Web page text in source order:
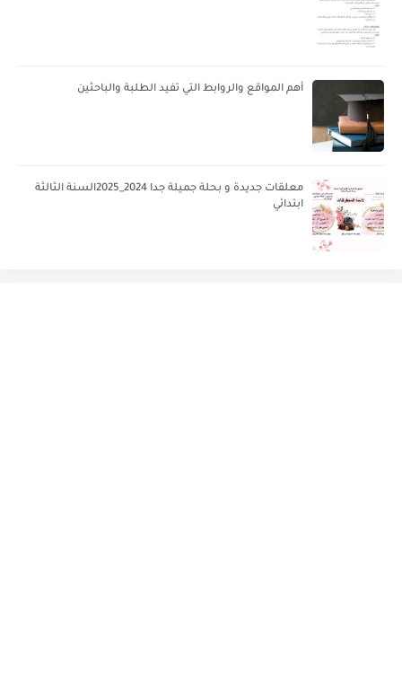
أهم المواقع والروابط التي تفيد الطلبة والباحثين
معلقات جديدة و بحلة جميلة جدا 2024_2025السنة الثالثة
ابتدائي